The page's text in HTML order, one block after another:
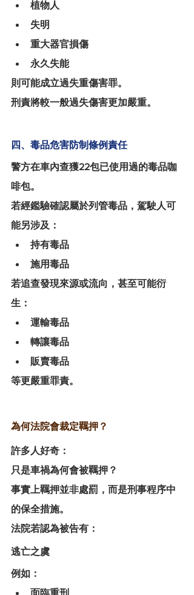
植物人
失明
重大器官損傷
永久失能
則可能成立過失重傷害罪。
刑責將較一般過失傷害更加嚴重。
四、毒品危害防制條例責任
警方在車內查獲22包已使用過的毒品咖
啡包。
若經鑑驗確認屬於列管毒品，駕駛人可
能另涉及：
持有毒品
施用毒品
若追查發現來源或流向，甚至可能衍
生：
運輸毒品
轉讓毒品
販賣毒品
等更嚴重罪責。
為何法院會裁定羈押？
許多人好奇：
只是車禍為何會被羈押？
事實上羈押並非處罰，而是刑事程序中
的保全措施。
法院若認為被告有：
逃亡之虞
例如：
面臨重刑